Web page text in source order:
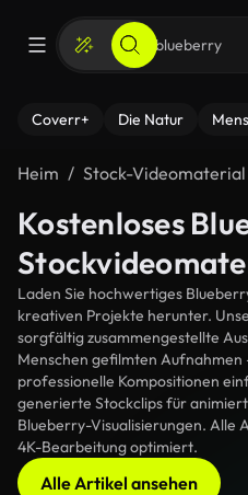
Coverr+ Die Natur
Heim Stock-Videomaterial
Kostenloses
Laden Sie hochwertiges
kreativen Projekte herunter.
sorgfältig zusammengestellte
Menschen gefilmten Aufnahmen
professionelle Kompositionen
generierte Stockclips für
Blueberry-Visualisierungen. Alle
4K-Bearbeitung optimiert.
Alle Artikel ansehen